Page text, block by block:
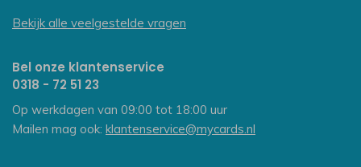
Bekijk alle veelgestelde vragen
Bel onze klantenservice
0318 - 72 51 23
Op werkdagen van 09:00 tot 18:00 uur
Mailen mag ook: klantenservice@mycards.nl